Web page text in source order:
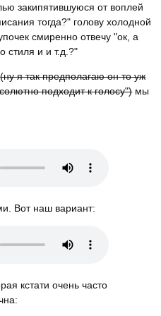
закипятившуюся от воплей
тогда?" голову холодной
смиренно отвечу "ок, а
стиля и и т.д.?"
(ну я так предполагаю он то уж
подходит к голосу")мы
Вот наш вариант:
кстати очень часто